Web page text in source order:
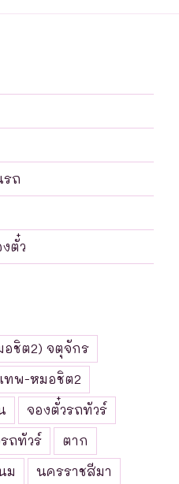
รถ
ตั๋ว
อชิต2) จตุจักร
ทพ-หมอชิต2
จองตั๋วรถทัวร์
ถทัวร์
ตาก
ม
นครราชสีมา